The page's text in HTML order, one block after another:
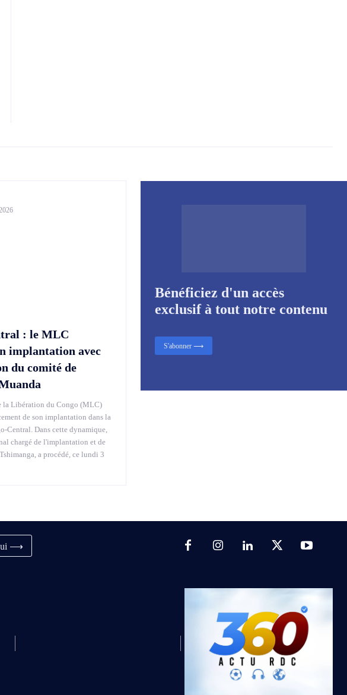
: le MLC
implantation avec
du comité de
la Libération du Congo (MLC)
de son implantation dans la
Central. Dans cette dynamique,
chargé de l'implantation et de
a procédé, ce lundi 3
Bénéficiez d'un accès
exclusif à tout notre contenu
S'abonner ⟶
⟶